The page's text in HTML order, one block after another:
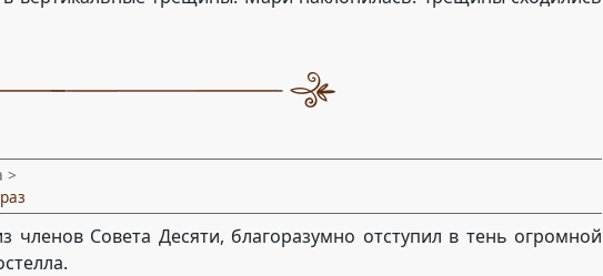
>
Совета Десяти, благоразумно отступил в тень огромной